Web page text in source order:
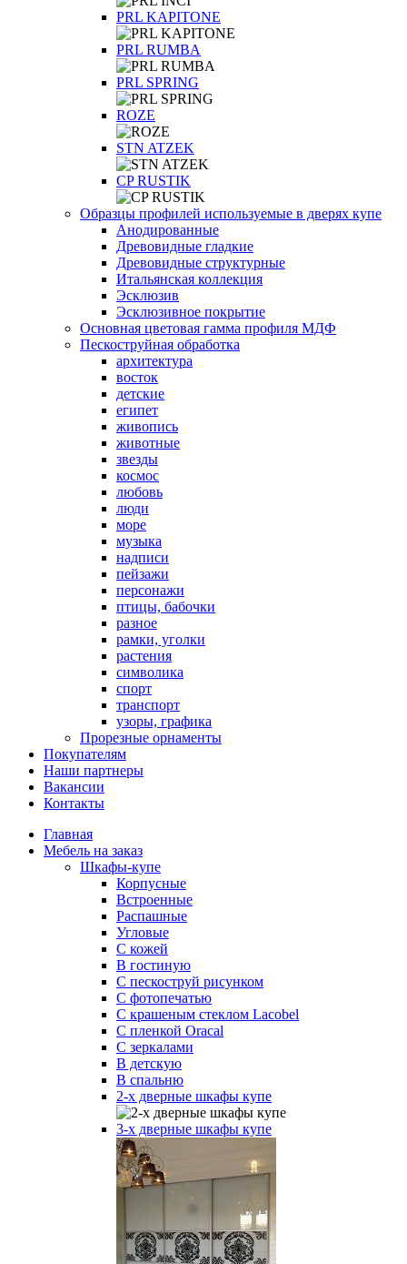
PRL KAPITONE
PRL RUMBA
PRL SPRING
ROZE
STN ATZEK
СP RUSTIK
Образцы профилей используемые в дверях купе
Анодированные
Древовидные гладкие
Древовидные структурные
Итальянская коллекция
Эсклюзив
Эсклюзивное покрытие
Основная цветовая гамма профиля МДФ
Пескоструйная обработка
архитектура
восток
детские
египет
живопись
животные
звезды
космос
любовь
люди
море
музыка
надписи
пейзажи
персонажи
птицы, бабочки
разное
рамки, уголки
растения
символика
спорт
транспорт
узоры, графика
Прорезные орнаменты
Покупателям
Наши партнеры
Вакансии
Контакты
Главная
Мебель на заказ
Шкафы-купе
Корпусные
Встроенные
Распашные
Угловые
С кожей
В гостиную
С пескоструй рисунком
С фотопечатью
С крашеным стеклом Lacobel
С пленкой Oracal
С зеркалами
В детскую
В спальню
2-х дверные шкафы купе
3-х дверные шкафы купе